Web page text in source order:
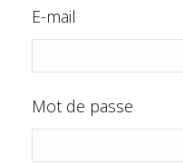
E-mail
Mot de passe